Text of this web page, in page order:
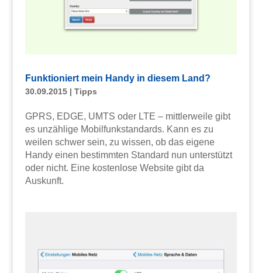
Funktioniert mein Handy in diesem Land?
30.09.2015| Tipps
GPRS, EDGE, UMTS oder LTE – mittlerweile gibt
es unzählige Mobilfunkstandards. Kann es zu
weilen schwer sein, zu wissen, ob das eigene
Handy einen bestimmten Standard nun unterstützt
oder nicht. Eine kostenlose Website gibt da
Auskunft.